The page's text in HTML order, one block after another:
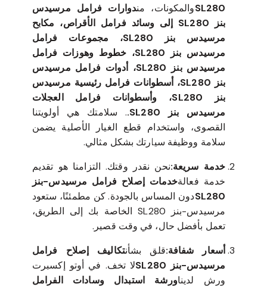
SL280والمكونات، مندوارات فرامل مرسيدس
بنز SL280 إلى وسائد فرامل الأقراص، مكابح
مرسيدس بنز SL280، مجموعات فرامل
مرسيدس بنز SL280، خطوط وهوزات فرامل
مرسيدس بنز SL280، أدوات فرامل مرسيدس
بنز SL280، أسطوانات فرامل رئيسية مرسيدس
بنز SL280، وأسطوانات فرامل العجلات
مرسيدس بنز SL280.
. سلامتك هي أولويتنا
القصوى، واستخدام قطع الغيار الأصلية يضمن
سلامة ووظيفة سيارتك بشكل مثالي.
خدمة سريعة:نحن نقدر وقتك. التزامنا هو تقديم
خدمة فعالةخدمات إصلاح فرامل مرسيدس-بنز
SL280دون المساس بالجودة. كن مطمئنًا، ستعود
مرسيدس-بنز SL280 الخاصة بك إلى الطريق،
تعمل بأفضل حال، في وقت قصير.
أسعار شفافة:قلق بشأنتكاليف إصلاح فرامل
مرسيدس-بنز SL280
لا تخف. في أوتو إكسبرت
ورش لديناورشة استبدال وسادات الفرامل